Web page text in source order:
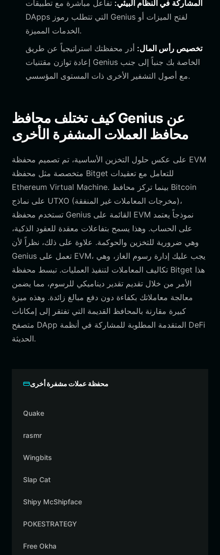
المشاركة في النظام البيئي: تفاعل مباشرة مع تطبيقات
DApps التي تتطلب رموز Genius لفتح الميزات أو
الخدمات المميزة.
تخصيص رأس المال: أدر محفظتك استراتيجياً عن طريق
إعادة توازن مقتنيات Genius الخاصة بك جنباً إلى جنب
مع أصول التشفير الأخرى ذات المستوى المؤسسي.
كيف تختلف محافظ Genius عن
محافظ العملات المشفرة الأخرى
على عكس حلول التخزين الأساسية، تم تصميم محفظة EVM
متخصصة مثل محفظة Bitget للتعامل مع تعقيدات
Ethereum Virtual Machine. بينما تركز محافظ Bitcoin
على نماذج UTXO (مخرجات المعاملات غير المنفقة)،
تستخدم محفظة Genius القائمة على EVM نموذجاً يعتمد
على الحساب. وهذا يسمح بتفاعلات معقدة للعقود الذكية،
وهي ضرورية للتخزين والحوكمة. علاوة على ذلك، نظراً لأن
Genius تعمل على EVM، يجب عليك إدارة رسوم الغاز، وهي
تكاليف المعاملات لتنفيذ العمليات. تبسط محفظة Bitget هذا
الأمر من خلال تقديم تقدير ديناميكي للرسوم، مما يضمن
معالجة معاملاتك بكفاءة دون دفع مبالغ زائدة. وهذه ميزة
كبيرة مقارنة بالمحافظ القديمة التي تفتقر إلى إمكانات
متصفح DApp المتقدمة المطلوبة للمشاركة في أنظمة DeFi
الحديثة.
محفظة عملات مشفرة أخرى
Quake
rasmr
Wingbits
Slap Cat
Shipy McShipface
POKESTRATEGY
Free Okha